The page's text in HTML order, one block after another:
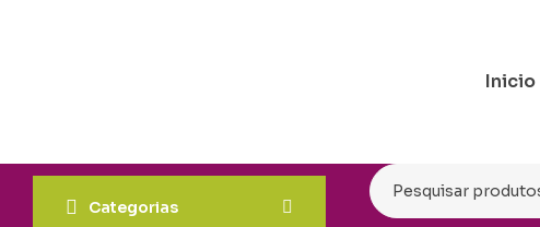
Inicio
Categorias